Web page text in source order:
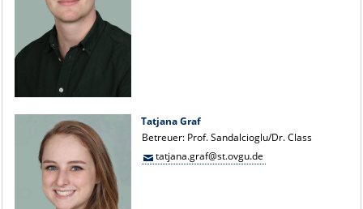
Tatjana Graf
Betreuer: Prof. Sandalcioglu/Dr. Class
tatjana.graf@st.ovgu.de